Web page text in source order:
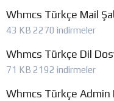
Whmcs Türkçe Mail
43 KB 2270 indirmeler
Whmcs Türkçe Dil
71 KB 2192 indirmeler
Whmcs Türkçe Admin